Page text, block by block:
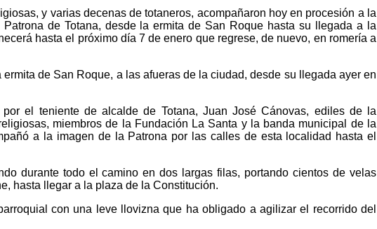
y varias decenas de totaneros, acompañaron hoy en procesión a la
de Totana, desde la ermita de San Roque hasta su llegada a la
hasta el próximo día 7 de enero que regrese, de nuevo, en romería a
de San Roque, a las afueras de la ciudad, desde su llegada ayer en
el teniente de alcalde de Totana, Juan José Cánovas, ediles de la
miembros de la Fundación La Santa y la banda municipal de la
a la imagen de la Patrona por las calles de esta localidad hasta el
durante todo el camino en dos largas filas, portando cientos de velas
hasta llegar a la plaza de la Constitución.
con una leve llovizna que ha obligado a agilizar el recorrido del